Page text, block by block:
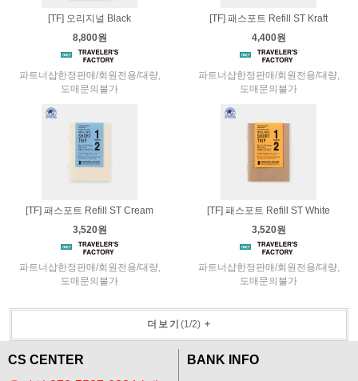
[TF] 오리지널 Black
8,800원
파트너샵한정판매/회원전용/대량,
도매문의불가
[TF] 패스포트 Refill ST Kraft
4,400원
파트너샵한정판매/회원전용/대량,
도매문의불가
[TF] 패스포트 Refill ST Cream
3,520원
파트너샵한정판매/회원전용/대량,
도매문의불가
[TF] 패스포트 Refill ST White
3,520원
파트너샵한정판매/회원전용/대량,
도매문의불가
더보기 (1 /2)+
CS CENTER
BANK INFO